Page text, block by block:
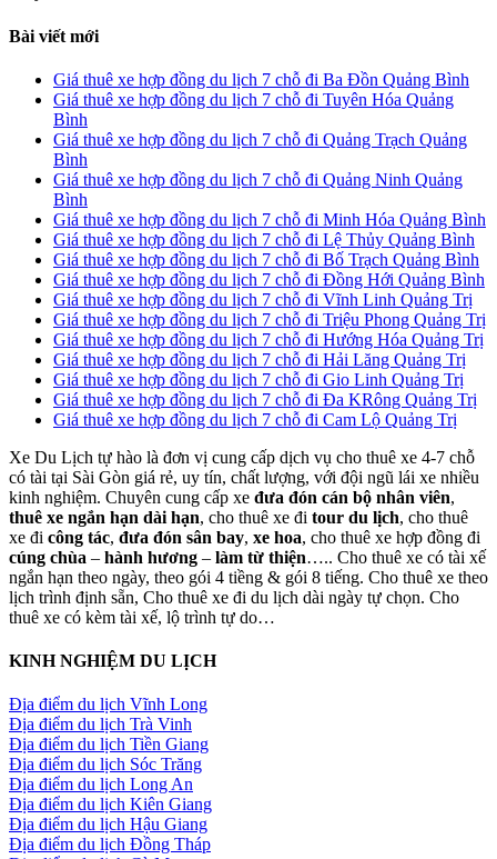
Bài viết mới
Giá thuê xe hợp đồng du lịch 7 chỗ đi Ba Đồn Quảng Bình
Giá thuê xe hợp đồng du lịch 7 chỗ đi Tuyên Hóa Quảng
Bình
Giá thuê xe hợp đồng du lịch 7 chỗ đi Quảng Trạch Quảng
Bình
Giá thuê xe hợp đồng du lịch 7 chỗ đi Quảng Ninh Quảng
Bình
Giá thuê xe hợp đồng du lịch 7 chỗ đi Minh Hóa Quảng Bình
Giá thuê xe hợp đồng du lịch 7 chỗ đi Lệ Thủy Quảng Bình
Giá thuê xe hợp đồng du lịch 7 chỗ đi Bố Trạch Quảng Bình
Giá thuê xe hợp đồng du lịch 7 chỗ đi Đồng Hới Quảng Bình
Giá thuê xe hợp đồng du lịch 7 chỗ đi Vĩnh Linh Quảng Trị
Giá thuê xe hợp đồng du lịch 7 chỗ đi Triệu Phong Quảng Trị
Giá thuê xe hợp đồng du lịch 7 chỗ đi Hướng Hóa Quảng Trị
Giá thuê xe hợp đồng du lịch 7 chỗ đi Hải Lăng Quảng Trị
Giá thuê xe hợp đồng du lịch 7 chỗ đi Gio Linh Quảng Trị
Giá thuê xe hợp đồng du lịch 7 chỗ đi Đa KRông Quảng Trị
Giá thuê xe hợp đồng du lịch 7 chỗ đi Cam Lộ Quảng Trị
Xe Du Lịch tự hào là đơn vị cung cấp dịch vụ cho thuê xe 4-7 chỗ
có tài tại Sài Gòn giá rẻ, uy tín, chất lượng, với đội ngũ lái xe nhiều
kinh nghiệm. Chuyên cung cấp xe đưa đón cán bộ nhân viên,
thuê xe ngắn hạn dài hạn, cho thuê xe đi tour du lịch, cho thuê
xe đi công tác, đưa đón sân bay, xe hoa, cho thuê xe hợp đồng đi
cúng chùa – hành hương – làm từ thiện….. Cho thuê xe có tài xế
ngắn hạn theo ngày, theo gói 4 tiềng & gói 8 tiếng. Cho thuê xe theo
lịch trình định sẵn, Cho thuê xe đi du lịch dài ngày tự chọn. Cho
thuê xe có kèm tài xế, lộ trình tự do…
KINH NGHIỆM DU LỊCH
Địa điểm du lịch Vĩnh Long
Địa điểm du lịch Trà Vinh
Địa điểm du lịch Tiền Giang
Địa điểm du lịch Sóc Trăng
Địa điểm du lịch Long An
Địa điểm du lịch Kiên Giang
Địa điểm du lịch Hậu Giang
Địa điểm du lịch Đồng Tháp